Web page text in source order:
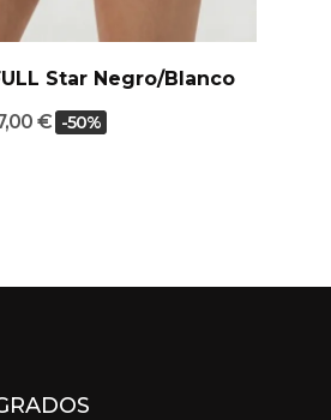
Star Negro/Blanco
€ -50%